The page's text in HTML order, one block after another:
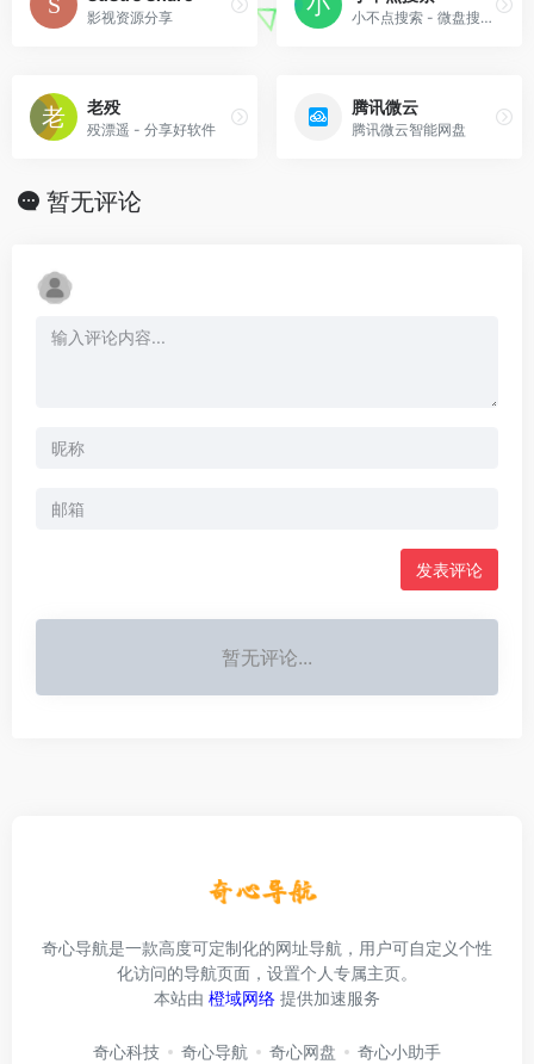
影视资源分享 小不点搜索 - 微盘搜索引擎 - 好资源一网打尽
老殁
殁漂遥 - 分享好软件
腾讯微云
腾讯微云智能网盘
暂无评论
发表评论
暂无评论...
奇心导航是一款高度可定制化的网址导航，用户可自定义个性
化访问的导航页面，设置个人专属主页。
本站由 橙域网络 提供加速服务
奇心科技 奇心导航 奇心网盘 奇心小助手